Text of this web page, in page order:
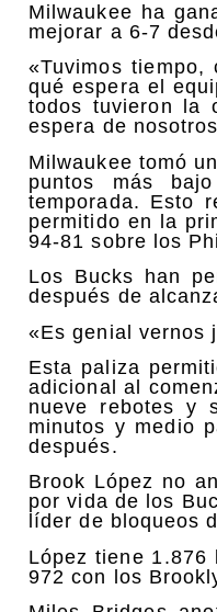
Milwaukee ha
mejorar a 6-7
«Tuvimos
qué espera el
todos tuvieron la
espera de
Milwaukee tomó
puntos más
temporada. Esto
permitido en la
94-81 sobre los
Los Bucks han
después de
«Es genial vernos
Esta paliza
adicional al
nueve rebotes y
minutos y medio
después.
Brook López no
por vida de los
líder de bloqueos
López tiene 1.876
972 con los